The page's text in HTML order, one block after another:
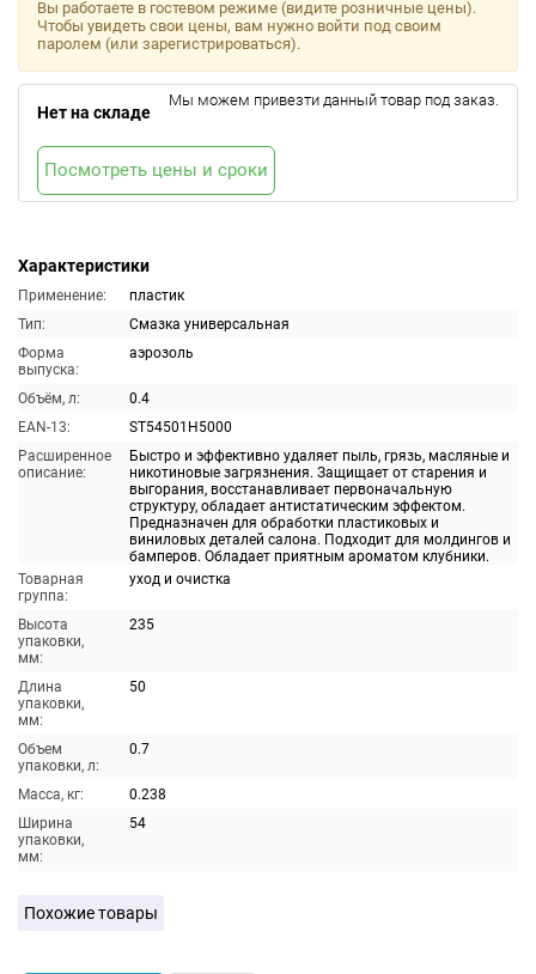
Характеристики
Применение:
пластик
Тип:
Смазка универсальная
Форма
выпуска:
аэрозоль
Объём, л:
0.4
EAN-13:
ST54501H5000
Расширенное
описание:
Быстро и эффективно удаляет пыль, грязь, масляные и
никотиновые загрязнения. Защищает от старения и
выгорания, восстанавливает первоначальную
структуру, обладает антистатическим эффектом.
Предназначен для обработки пластиковых и
виниловых деталей салона. Подходит для молдингов и
бамперов. Обладает приятным ароматом клубники.
Товарная
группа:
уход и очистка
Высота
упаковки,
мм:
235
Длина
упаковки,
мм:
50
Объем
упаковки, л:
0.7
Масса, кг:
0.238
Ширина
упаковки,
мм:
54
Вы работаете в гостевом режиме (видите розничные цены).
Чтобы увидеть свои цены, вам нужно войти под своим
паролем (или зарегистрироваться).
Нет на складе
Мы можем привезти данный товар под заказ.
Посмотреть цены и сроки
Похожие товары